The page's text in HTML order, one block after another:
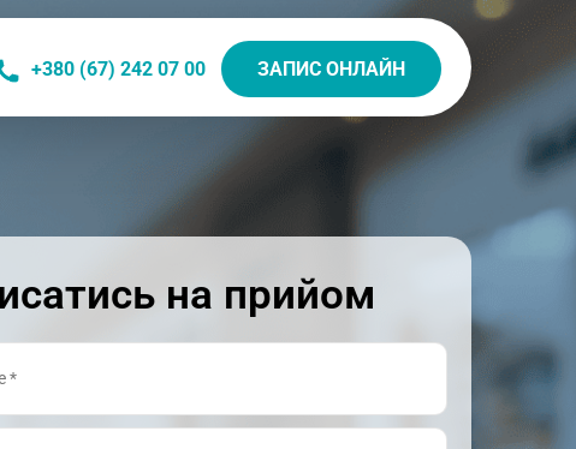
+380 (67) 242 07 00 ЗАПИС ОНЛАЙН
на прийом